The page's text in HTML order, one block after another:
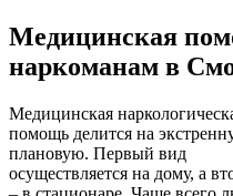
Медицинская
наркоманам в
Медицинская
помощь делится на
плановую. Первый вид
осуществляется на дому, а